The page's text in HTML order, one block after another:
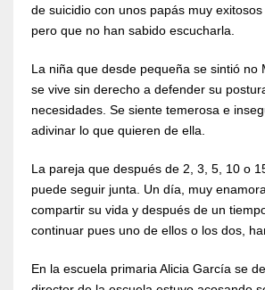
de suicidio con unos papás muy exitosos
pero que no han sabido escucharla.
La niña que desde pequeña se sintió no
se vive sin derecho a defender su
necesidades. Se siente temerosa e
adivinar lo que quieren de ella.
La pareja que después de 2, 3, 5, 10 o
puede seguir junta. Un día, muy
compartir su vida y después de un
continuar pues uno de ellos o los dos,
En la escuela primaria Alicia García se